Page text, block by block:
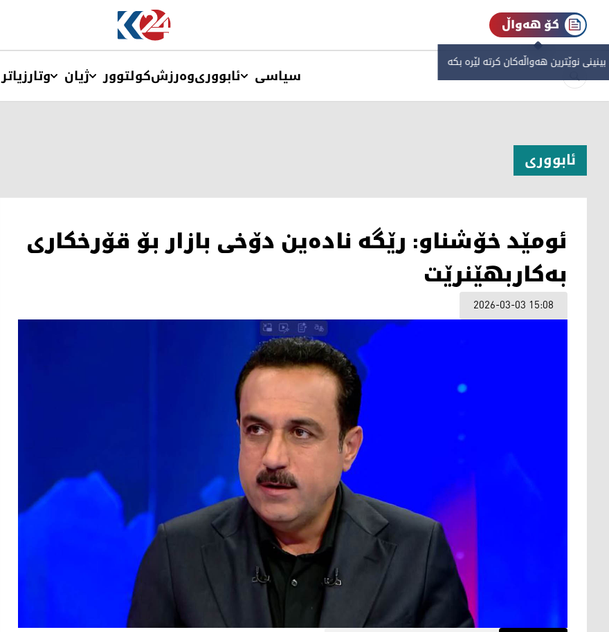
کۆ هەواڵ
نوێترین هەواڵەکان کرتە لێرە بکە
سیاسی ئابووریوەرزشکولتوور ژیان وتارزیاتر
ئابووری
ئومێد خۆشناو: رێگە نادەین دۆخی بازار بۆ قۆرخکاری
بەکاربهێنرێت
2026-03-03 15:08